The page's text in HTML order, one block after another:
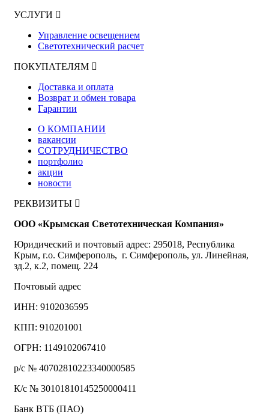
УСЛУГИ
Управление освещением
Светотехнический расчет
ПОКУПАТЕЛЯМ
Доставка и оплата
Возврат и обмен товара
Гарантии
О КОМПАНИИ
вакансии
СОТРУДНИЧЕСТВО
портфолио
акции
новости
РЕКВИЗИТЫ
ООО «Крымская Светотехническая Компания»
Юридический и почтовый адрес: 295018, Республика
Крым, г.о. Симферополь, г. Симферополь, ул. Линейная,
зд.2, к.2, помещ. 224
Почтовый адрес
ИНН: 9102036595
КПП: 910201001
ОГРН: 1149102067410
р/с № 40702810223340000585
К/с № 30101810145250000411
Банк ВТБ (ПАО)